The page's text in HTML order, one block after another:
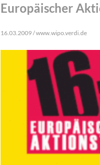
Europäischer
16.03.2009 / www.wipo.verdi.de